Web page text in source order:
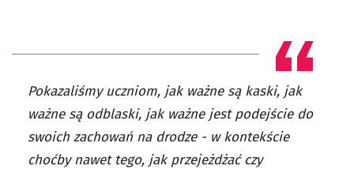
Pokazaliśmy uczniom, jak ważne są kaski, jak
ważne są odblaski, jak ważne jest podejście do
swoich zachowań na drodze - w kontekście
choćby nawet tego, jak przejeżdżać czy